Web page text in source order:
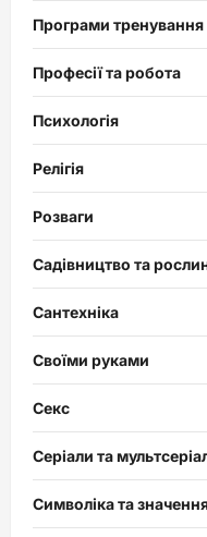
Програми тренування
Професії та робота
Психологія
Релігія
Розваги
Садівництво та
Сантехніка
Своїми руками
Секс
Серіали та
Символіка та